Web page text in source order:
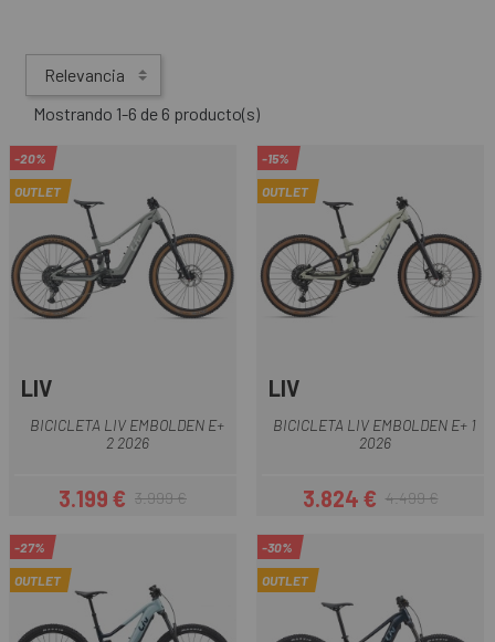
Relevancia
Mostrando 1-6 de 6 producto(s)
-20%
OUTLET
LIV
BICICLETA LIV EMBOLDEN E+
2 2026
Precio
3.199 €Precio regular
3.999 €
-15%
OUTLET
LIV
BICICLETA LIV EMBOLDEN E+ 1
2026
Precio
3.824 €Precio regular
4.499 €
-27%
OUTLET
-30%
OUTLET